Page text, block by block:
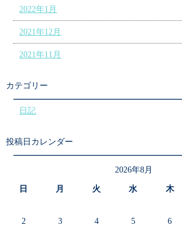
2022年1月
2021年12月
2021年11月
カテゴリー
日記
投稿日カレンダー
2026年8月
日 月 火 水 木
2
3 4 5 6